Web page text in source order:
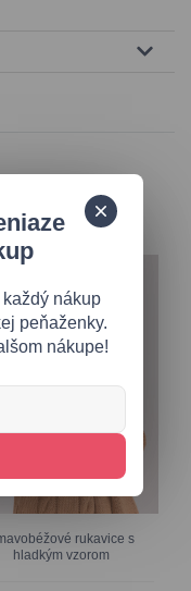
rukavice s
hladkým vzorom
nákup
peňaženky.
nákupe!